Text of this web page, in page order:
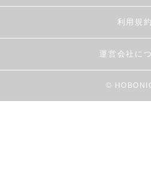
利用規約
運営会社に
©